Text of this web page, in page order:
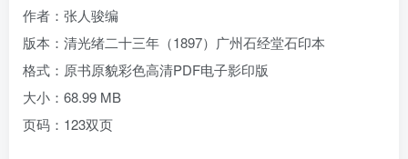
作者：张人骏编
版本：清光绪二十三年（1897）广州石经堂石印本
格式：原书原貌彩色高清PDF电子影印版
大小：68.99 MB
页码：123双页